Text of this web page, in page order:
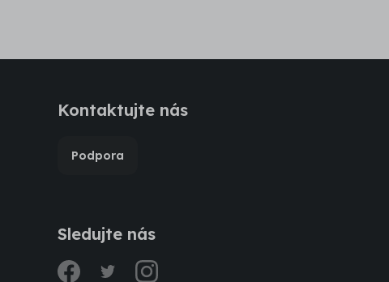
Kontaktujte nás
Podpora
Sledujte nás
facebook
twitterinstagram